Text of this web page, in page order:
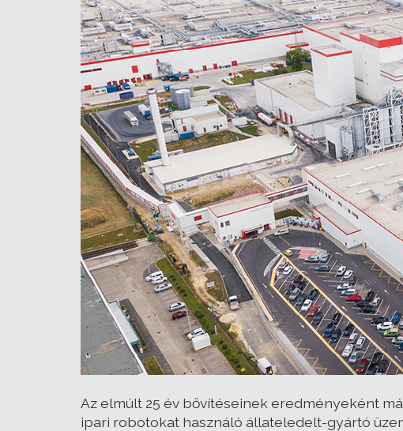
Az elmúlt 25 év bővítéseinek eredményeként
ipari robotokat használó állateledelt-gyártó